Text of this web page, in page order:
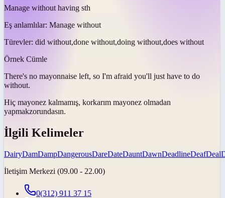
Manage without having sth
Eş anlamlılar: Manage without
Türevler: did without,done without,doing without,does without
Örnek Cümle
There's no mayonnaise left, so I'm afraid you'll just have to do
without.
Hiç mayonez kalmamış, korkarım mayonez olmadan
yapmakzorundasın.
İlgili Kelimeler
DairyDamDampDangerousDareDateDauntDawnDeadlineDeafDeal
İletişim Merkezi (09.00 - 22.00)
0(312) 911 37 15